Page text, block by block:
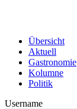
Übersicht
Aktuell
Gastronomie
Kolumne
Politik
Username